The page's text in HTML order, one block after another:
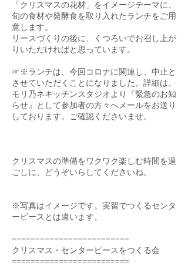
「クリスマスの花材」をイメージテーマに、
旬の食材や発酵食を取り入れたランチをご用
意します。
リースづくりの後に、くつろいでお召し上が
りいただければと思っています。
☞※ランチは、今回コロナに関連し、中止と
させていただくことになりました。詳細は、
モリ乃ネキッチンスタジオより『緊急のお知
らせ』として参加者の方々へメールをお送り
しております。ご確認くださいませ。
クリスマスの準備をワクワク楽しむ時間を過
ごしに、どうぞいらしてくださいね。
※写真はイメージです。実習でつくるセンタ
ーピースとは違います。
=========================
クリスマス・センターピースをつくる会
=========================